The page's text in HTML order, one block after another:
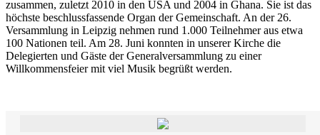
zusammen, zuletzt 2010 in den USA und 2004 in Ghana. Sie ist das
höchste beschlussfassende Organ der Gemeinschaft. An der 26.
Versammlung in Leipzig nehmen rund 1.000 Teilnehmer aus etwa
100 Nationen teil. Am 28. Juni konnten in unserer Kirche die
Delegierten und Gäste der Generalversammlung zu einer
Willkommensfeier mit viel Musik begrüßt werden.